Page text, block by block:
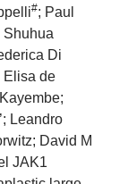
#; Paul
Shuhua
Di
Elisa de
Leandro
David M
JAK1